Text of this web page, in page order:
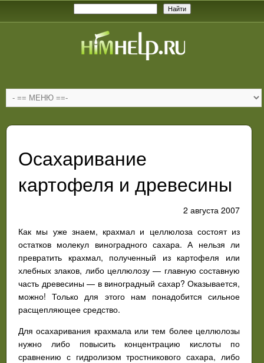
Осахаривание
картофеля и древесины
2 августа 2007
Как мы уже знаем, крахмал и целлюлоза состоят из
остатков молекул виноградного сахара. А нельзя ли
превратить крахмал, полученный из картофеля или
хлебных злаков, либо целлюлозу — главную составную
часть древесины — в виноградный сахар? Оказывается,
можно! Только для этого нам понадобится сильное
расщепляющее средство.
Для осахаривания крахмала или тем более целлюлозы
нужно либо повысить концентрацию кислоты по
сравнению с гидролизом тростникового сахара, либо